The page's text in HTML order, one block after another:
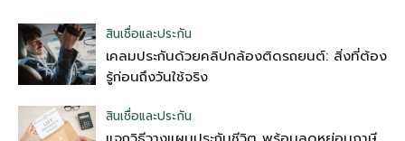
สินเชื่อและประกัน
เคลมประกันด้วยคลิปกล้องติดรถยนต์: สิ่งที่ต้อง
รู้ก่อนถึงวันใช้จริง
สินเชื่อและประกัน